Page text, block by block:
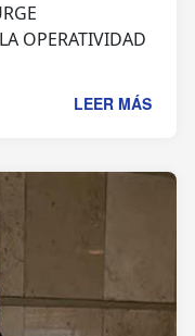
OPERATIVIDAD
LEER MÁS